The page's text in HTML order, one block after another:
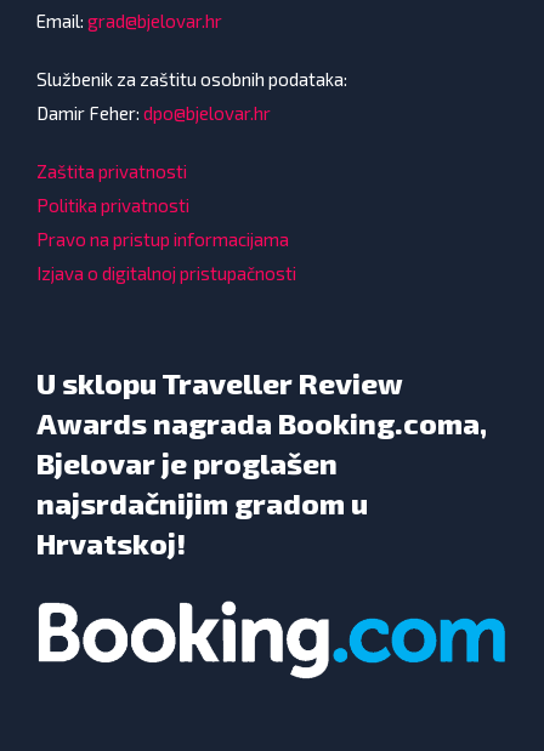
Email: grad@bjelovar.hr
Službenik za zaštitu osobnih podataka:
Damir Feher: dpo@bjelovar.hr
Zaštita privatnosti
Politika privatnosti
Pravo na pristup informacijama
Izjava o digitalnoj pristupačnosti
U sklopu Traveller Review
Awards nagrada Booking.coma,
Bjelovar je proglašen
najsrdačnijim gradom u
Hrvatskoj!